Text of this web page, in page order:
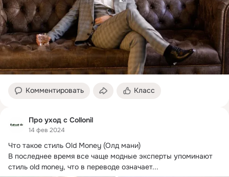
Комментировать Класс
Про уход с Collonil
14 фев 2024
Что такое стиль Old Money (Олд мани)
В последнее время все чаще модные эксперты упоминают
стиль old money, что в переводе означает...